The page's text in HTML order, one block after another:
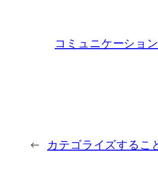
コミュニケーション
← カテゴライズするこ